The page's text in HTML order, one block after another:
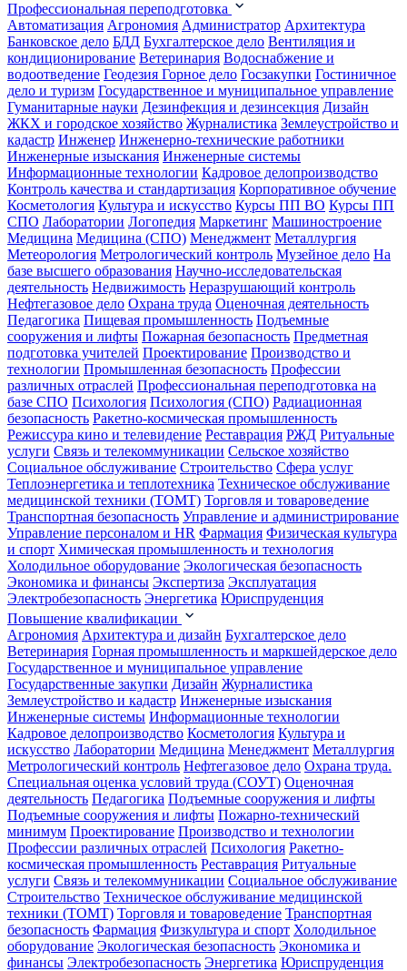
Профессиональная переподготовка
Автоматизация Агрономия Администратор Архитектура
Банковское дело БДД Бухгалтерское дело Вентиляция и
кондиционирование Ветеринария Водоснабжение и
водоотведение Геодезия Горное дело Госзакупки Гостиничное
дело и туризм Государственное и муниципальное управление
Гуманитарные науки Дезинфекция и дезинсекция Дизайн
ЖКХ и городское хозяйство Журналистика Землеустройство и
кадастр Инженер Инженерно-технические работники
Инженерные изыскания Инженерные системы
Информационные технологии Кадровое делопроизводство
Контроль качества и стандартизация Корпоративное обучение
Косметология Культура и искусство Курсы ПП ВО Курсы ПП
СПО Лаборатории Логопедия Маркетинг Машиностроение
Медицина Медицина (СПО) Менеджмент Металлургия
Метеорология Метрологический контроль Музейное дело На
базе высшего образования Научно-исследовательская
деятельность Недвижимость Неразрушающий контроль
Нефтегазовое дело Охрана труда Оценочная деятельность
Педагогика Пищевая промышленность Подъемные
сооружения и лифты Пожарная безопасность Предметная
подготовка учителей Проектирование Производство и
технологии Промышленная безопасность Профессии
различных отраслей Профессиональная переподготовка на
базе СПО Психология Психология (СПО) Радиационная
безопасность Ракетно-космическая промышленность
Режиссура кино и телевидение Реставрация РЖД Ритуальные
услуги Связь и телекоммуникации Сельское хозяйство
Социальное обслуживание Строительство Сфера услуг
Теплоэнергетика и теплотехника Техническое обслуживание
медицинской техники (ТОМТ) Торговля и товароведение
Транспортная безопасность Управление и администрирование
Управление персоналом и HR Фармация Физическая культура
и спорт Химическая промышленность и технология
Холодильное оборудование Экологическая безопасность
Экономика и финансы Экспертиза Эксплуатация
Электробезопасность Энергетика Юриспруденция
Повышение квалификации
Агрономия Архитектура и дизайн Бухгалтерское дело
Ветеринария Горная промышленность и маркшейдерское дело
Государственное и муниципальное управление
Государственные закупки Дизайн Журналистика
Землеустройство и кадастр Инженерные изыскания
Инженерные системы Информационные технологии
Кадровое делопроизводство Косметология Культура и
искусство Лаборатории Медицина Менеджмент Металлургия
Метрологический контроль Нефтегазовое дело Охрана труда.
Специальная оценка условий труда (СОУТ) Оценочная
деятельность Педагогика Подъемные сооружения и лифты
Подъемные сооружения и лифты Пожарно-технический
минимум Проектирование Производство и технологии
Профессии различных отраслей Психология Ракетно-
космическая промышленность Реставрация Ритуальные
услуги Связь и телекоммуникации Социальное обслуживание
Строительство Техническое обслуживание медицинской
техники (ТОМТ) Торговля и товароведение Транспортная
безопасность Фармация Физкультура и спорт Холодильное
оборудование Экологическая безопасность Экономика и
финансы Электробезопасность Энергетика Юриспруденция